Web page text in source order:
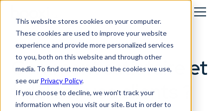
This website stores cookies on your computer.
These cookies are used to improve your website
experience and provide more personalized services
to you, both on this website and through other
media. To find out more about the cookies we use,
see our Privacy Policy.
If you choose to decline, we won't track your
information when you visit our site. But in order to
Expérience client
Comment satisfaire et
fidéliser vos clients ?